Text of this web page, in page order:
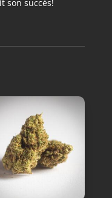
son succès!